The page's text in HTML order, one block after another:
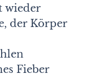
wieder
der Körper
Fieber